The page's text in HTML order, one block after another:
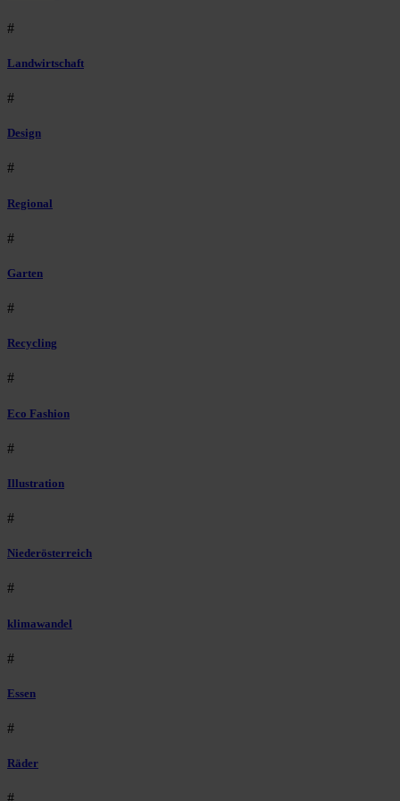
#
Landwirtschaft
#
Design
#
Regional
#
Garten
#
Recycling
#
Eco Fashion
#
Illustration
#
Niederösterreich
#
klimawandel
#
Essen
#
Räder